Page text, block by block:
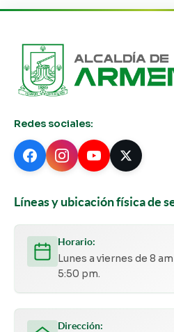
Redes sociales:
Líneas y ubicación física de
Horario:
Lunes a viernes de 8
5:50 pm.
Dirección: